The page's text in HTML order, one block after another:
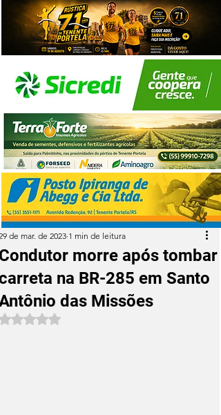
morre após tombar
na BR-285 em Santo
das Missões
de mar. de 2023 1 min de leitura
Avaliado com NaN de 5 estrelas.